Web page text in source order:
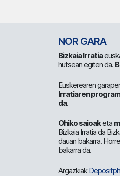
NOR GARA
Bizkaia Irratia
hutsean egiten da.
Euskerearen
Irratiaren
da.
Ohiko saioaketa
Bizkaia Irratia da
dauan bakarra.
bakarra da.
Argazkiak